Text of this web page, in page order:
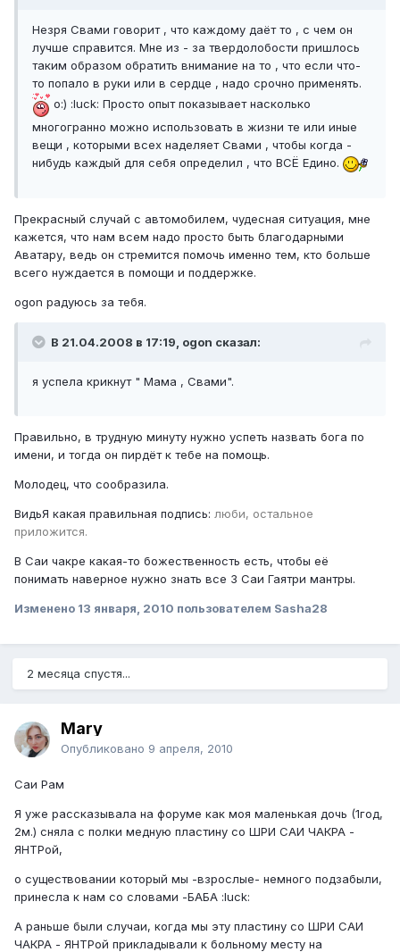
Незря Свами говорит , что каждому даёт то , с чем он
лучше справится. Мне из - за твердолобости пришлось
таким образом обратить внимание на то , что если что-
то попало в руки или в сердце , надо срочно применять.
o:) :luck: Просто опыт показывает насколько
многогранно можно использовать в жизни те или иные
вещи , которыми всех наделяет Свами , чтобы когда -
нибудь каждый для себя определил , что ВСЁ Едино.
Прекрасный случай с автомобилем, чудесная ситуация, мне
кажется, что нам всем надо просто быть благодарными
Аватару, ведь он стремится помочь именно тем, кто больше
всего нуждается в помощи и поддержке.
ogon радуюсь за тебя.
В 21.04.2008 в 17:19, ogon сказал:
я успела крикнут " Мама , Свами".
Правильно, в трудную минуту нужно успеть назвать бога по
имени, и тогда он пирдёт к тебе на помощь.
Молодец, что сообразила.
ВидьЯ какая правильная подпись: люби, остальное
приложится.
В Саи чакре какая-то божественность есть, чтобы её
понимать наверное нужно знать все 3 Саи Гаятри мантры.
Изменено 13 января, 2010 пользователем Sasha28
2 месяца спустя...
Mary
Опубликовано 9 апреля, 2010
Саи Рам
Я уже рассказывала на форуме как моя маленькая дочь (1год,
2м.) сняла с полки медную пластину со ШРИ САИ ЧАКРА -
ЯНТРой,
о существовании который мы -взрослые- немного подзабыли,
принесла к нам со словами -БАБА :luck:
А раньше были случаи, когда мы эту пластину со ШРИ САИ
ЧАКРА - ЯНТРой прикладывали к больному месту на